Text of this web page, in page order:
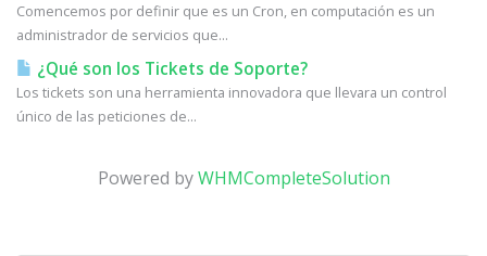
Comencemos por definir que es un Cron, en computación es un
administrador de servicios que...
¿Qué son los Tickets de Soporte?
Los tickets son una herramienta innovadora que llevara un control
único de las peticiones de...
Powered byWHMCompleteSolution